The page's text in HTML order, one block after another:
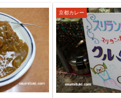
京都カレー